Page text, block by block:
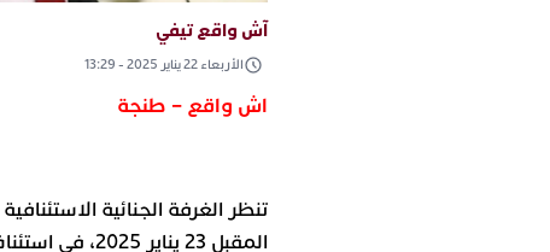
آش واقع تيفي
الأربعاء 22 يناير 2025 - 13:29
اش واقع – طنجة
تنظر الغرفة الجنائية
المقبل 23